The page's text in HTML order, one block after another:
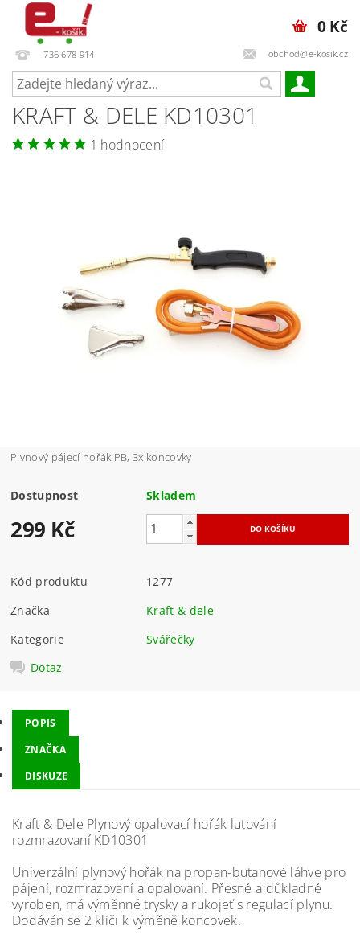
736 678 914 obchod@e-kosik.cz
0 Kč
KRAFT & DELE KD10301
1 hodnocení
Plynový pájecí hořák PB, 3x koncovky
Dostupnost Skladem
299 Kč
Kód produktu
1277
Značka
Kraft & dele
Kategorie
Svářečky
Dotaz
POPIS
ZNAČKA
DISKUZE
Kraft & Dele Plynový opalovací hořák lutování
rozmrazovaní KD10301
Univerzální plynový hořák na propan-butanové láhve pro
pájení, rozmrazovaní a opalovaní. Přesně a důkladně
vyroben, má výměnné trysky a rukojeť s regulací plynu.
Dodáván se 2 klíči k výměně koncovek.